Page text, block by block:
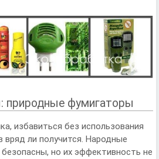
природные фумигаторы
избавиться без использования
вряд ли получится. Народные
но их эффективность не